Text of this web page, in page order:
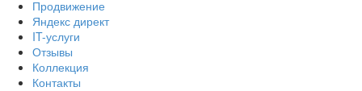
Продвижение
Яндекс директ
IT-услуги
Отзывы
Коллекция
Контакты